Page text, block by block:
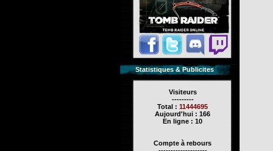
Statistiques & Publicites
Visiteurs
---------
Total : 11444695
Aujourd'hui : 166
En ligne : 10
Compte à rebours